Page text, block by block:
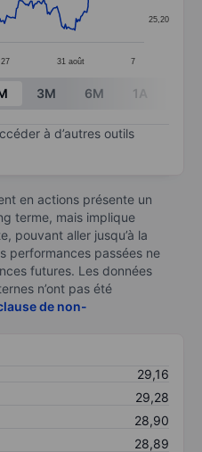
values. Data
27 31 août 7
25,20
3M 6M 1A
à d’autres outils
en actions présente un
terme, mais implique
pouvant aller jusqu’à la
performances passées ne
futures. Les données
n’ont pas été
de non-
29,16
29,28
28,90
28,89